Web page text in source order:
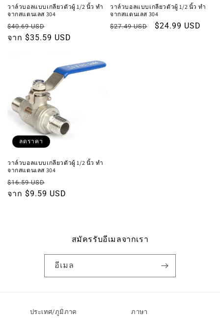
วาล์วบอลแบบเกลียวตัวผู้ 1/2 นิ้ว ทำ
จากสแตนเลส 304
ราคา
ปกติ
$40.69 USD
โปรโมชัน
จาก $35.59 USD
วาล์วบอลแบบเกลียวตัวผู้ 1/2 นิ้ว ทำ
จากสแตนเลส 304
ราคา
$27.49 USD
ราคา
$24.99 USD
ลดราคา
วาล์วบอลแบบเกลียวตัวผู้ 1/2 นิ้ว ทำ
จากสแตนเลส 304
ราคา
ปกติ
$16.59 USD
โปรโมชัน
จาก $9.59 USD
สมัครรับอีเมลจากเรา
อีเมล
ประเทศ/ภูมิภาค ภาษา